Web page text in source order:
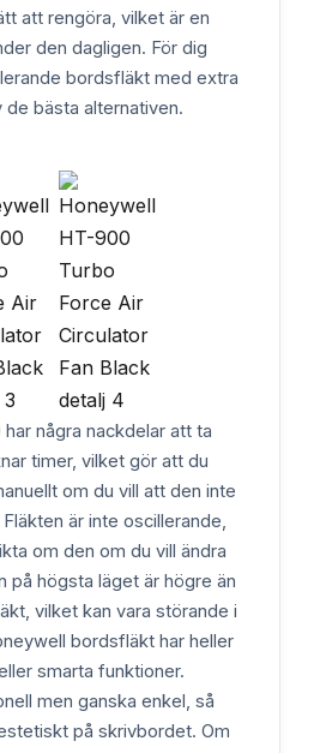
att rengöra, vilket är en
den dagligen. För dig
bordsfläkt med extra
bästa alternativen.
några nackdelar att ta
timer, vilket gör att du
om du vill att den inte
är inte oscillerande,
om den om du vill ändra
på högsta läget är högre än
vilket kan vara störande i
bordsfläkt har heller
smarta funktioner.
men ganska enkel, så
på skrivbordet. Om